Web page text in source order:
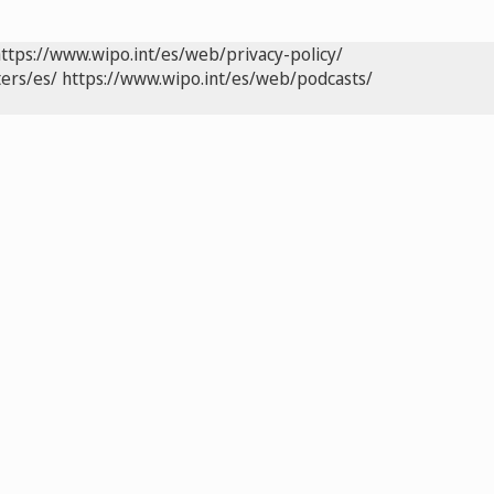
www.wipo.int/es/web/privacy-policy/
es/ https://www.wipo.int/es/web/podcasts/